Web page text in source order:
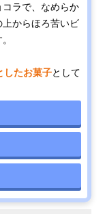
ラで、なめらか
からほろ苦いビ
したお菓子として